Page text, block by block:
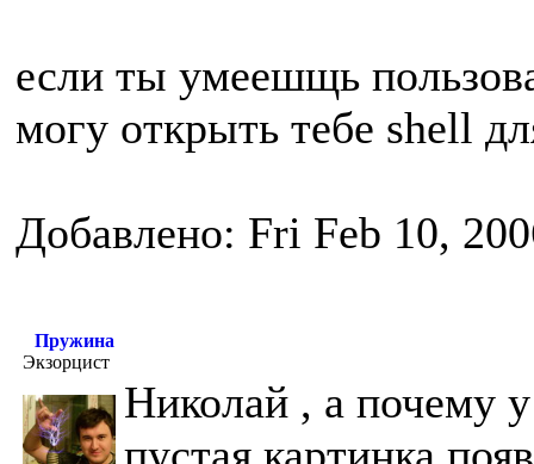
если ты умеешщь
могу открыть тебе shell
Добавлено: Fri Feb 10,
Пружина
Экзорцист
Николай , а почему